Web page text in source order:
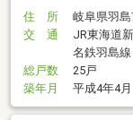
住 所
岐阜県羽
交 通
JR東海道
名鉄羽島
総戸数
25戸
築年月
平成4年4月